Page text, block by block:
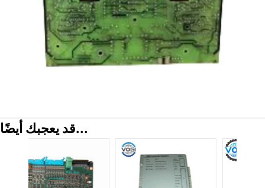
قد يعجبك أيضًا...